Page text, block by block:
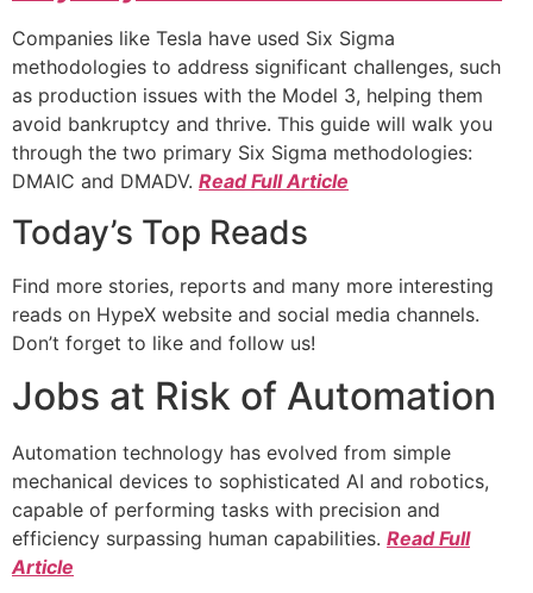
Companies like Tesla have used Six Sigma
methodologies to address significant challenges, such
as production issues with the Model 3, helping them
avoid bankruptcy and thrive. This guide will walk you
through the two primary Six Sigma methodologies:
DMAIC and DMADV. Read Full Article
Today’s Top Reads
Find more stories, reports and many more interesting
reads on HypeX website and social media channels.
Don’t forget to like and follow us!
Jobs at Risk of Automation
Automation technology has evolved from simple
mechanical devices to sophisticated AI and robotics,
capable of performing tasks with precision and
efficiency surpassing human capabilities. Read Full
Article